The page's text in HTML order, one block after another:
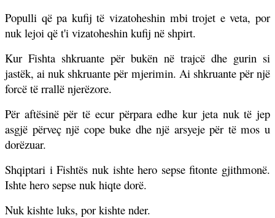
Populli që pa kufij të vizatoheshin mbi trojet e veta, por
nuk lejoi që t'i vizatoheshin kufij në shpirt.
Kur Fishta shkruante për bukën në trajcë dhe gurin si
jastëk, ai nuk shkruante për mjerimin. Ai shkruante për një
forcë të rrallë njerëzore.
Për aftësinë për të ecur përpara edhe kur jeta nuk të jep
asgjë përveç një cope buke dhe një arsyeje për të mos u
dorëzuar.
Shqiptari i Fishtës nuk ishte hero sepse fitonte gjithmonë.
Ishte hero sepse nuk hiqte dorë.
Nuk kishte luks, por kishte nder.